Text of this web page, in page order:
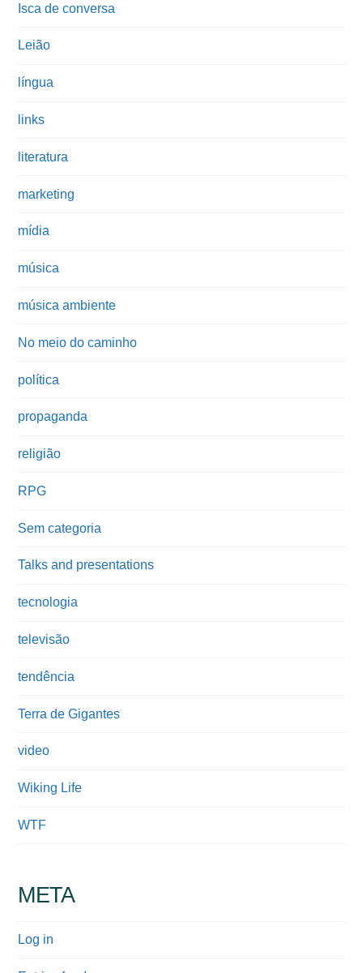
Isca de conversa
Leião
língua
links
literatura
marketing
mídia
música
música ambiente
No meio do caminho
política
propaganda
religião
RPG
Sem categoria
Talks and presentations
tecnologia
televisão
tendência
Terra de Gigantes
video
Wiking Life
WTF
META
Log in